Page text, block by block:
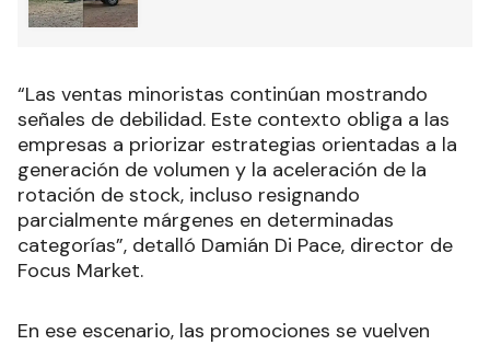
“Las ventas minoristas continúan mostrando
señales de debilidad. Este contexto obliga a las
empresas a priorizar estrategias orientadas a la
generación de volumen y la aceleración de la
rotación de stock, incluso resignando
parcialmente márgenes en determinadas
categorías”, detalló Damián Di Pace, director de
Focus Market.
En ese escenario, las promociones se vuelven